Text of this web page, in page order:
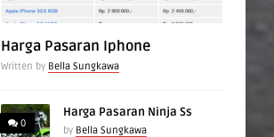
Harga Pasaran Iphone
Written by Bella Sungkawa
0
Harga Pasaran Ninja Ss
by Bella Sungkawa